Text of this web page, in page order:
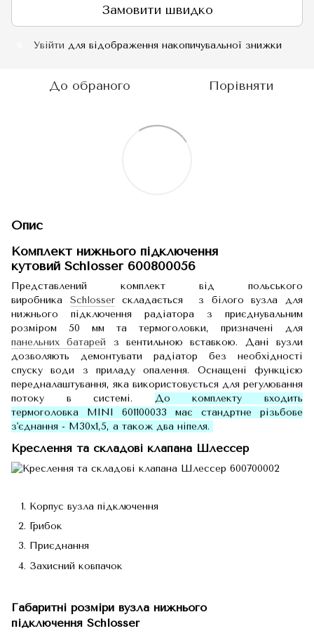
Замовити швидко
Увійти для відображення накопичувальної знижки
До обраного Порівняти
Опис
Комплект нижнього підключення
кутовий Schlosser 600800056
Представлений комплект від польського
виробника Schlosser
складається з білого вузла для
нижнього підключення радіатора з приєднувальним
розміром 50 мм та термоголовки, призначені для
панельних батарей з вентильною вставкою. Дані вузли
дозволяють демонтувати радіатор без необхідності
спуску води з приладу опалення. Оснащені функцією
передналаштування, яка використовується для регулювання
потоку в системі. До комплекту входить
термоголовка MINI 601100033 має стандртне різьбове
з'єднання - М30х1,5, а також два ніпеля.
Креслення та складові клапана Шлессер
Корпус вузла підключення
Грибок
Приєднання
Захисний ковпачок
Габаритні розміри вузла нижнього
підключення Schlosser